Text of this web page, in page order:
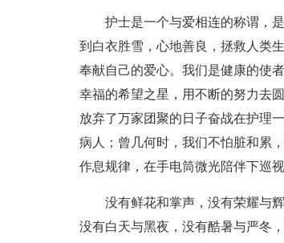
护士是一个与爱相连的称谓，
到白衣胜雪，心地善良，拯救人类
奉献自己的爱心。我们是健康的使
幸福的希望之星，用不断的努力去
放弃了万家团聚的日子奋战在护理
病人；曾几何时，我们不怕脏和累
作息规律，在手电筒微光陪伴下巡视
没有鲜花和掌声，没有荣耀与
没有白天与黑夜，没有酷暑与严冬